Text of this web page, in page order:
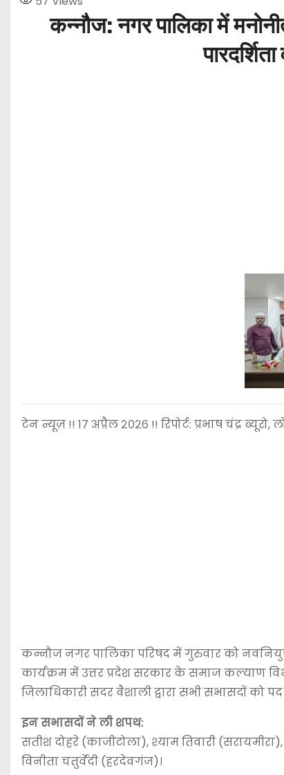
कन्नौज: नगर पालिका में
टेन न्यूज़ !! १७ अप्रैल २०२६ !! रिपोर्ट: प्रभाष चंद्र
कन्नौज नगर पालिका परिषद में गुरुवार को
कार्यक्रम में उत्तर प्रदेश सरकार के समाज कल्याण
जिलाधिकारी सदर वैशाली द्वारा सभी सभासदों को
इन सभासदों ने ली शपथ:
सतीश दोहरे (काजीटोला), श्याम तिवारी
विनीता चतुर्वेदी (हरदेवगंज)।